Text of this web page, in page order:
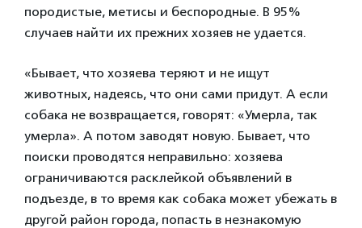
породистые, метисы и беспородные. В 95%
случаев найти их прежних хозяев не удается.
«Бывает, что хозяева теряют и не ищут
животных, надеясь, что они сами придут. А если
собака не возвращается, говорят: «Умерла, так
умерла». А потом заводят новую. Бывает, что
поиски проводятся неправильно: хозяева
ограничиваются расклейкой объявлений в
подъезде, в то время как собака может убежать в
другой район города, попасть в незнакомую